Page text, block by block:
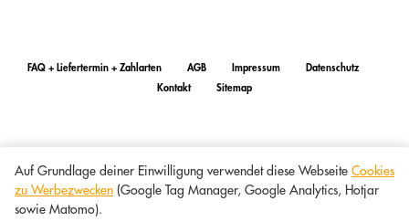
FAQ + Liefertermin + Zahlarten AGB Impressum
Datenschutz
Kontakt
Sitemap
Auf Grundlage deiner Einwilligung verwendet diese Webseite Cookies
zu Werbezwecken (Google Tag Manager, Google Analytics, Hotjar
sowie Matomo).